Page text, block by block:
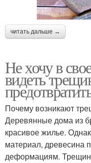
читать дальше →
Не хочу в
видеть
Почему возникают
Деревянные дома из
красивое жилье.
материал, древесина
деформациям.